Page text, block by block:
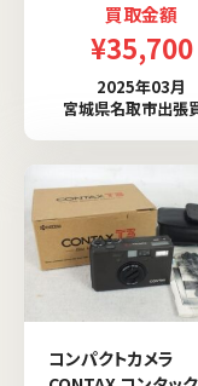
買取金額
¥35,700
2025年03月
宮城県名取市出張
コンパクトカメラ